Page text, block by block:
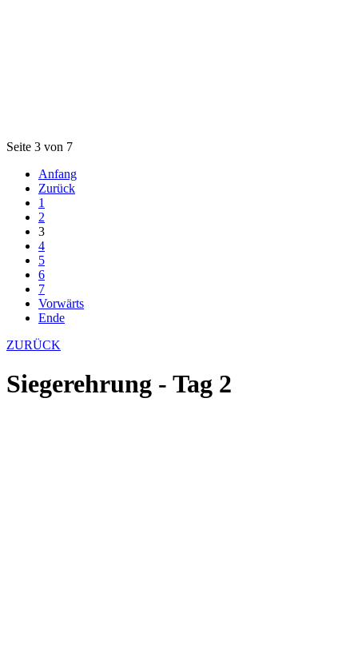
Seite 3 von 7
Anfang
Zurück
1
2
3
4
5
6
7
Vorwärts
Ende
ZURÜCK
Siegerehrung - Tag 2